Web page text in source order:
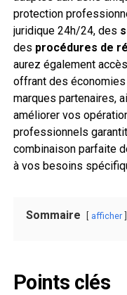
protection
juridique 24h/24, des
des procédures de
aurez également
offrant des
marques partenaires,
améliorer vos
professionnels
combinaison parfaite
à vos besoins
Sommaire afficher
Points clés